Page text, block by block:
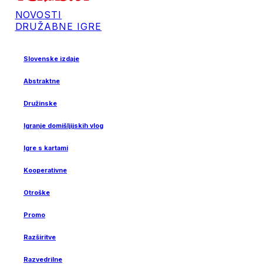
NOVOSTI
DRUŽABNE IGRE
Slovenske izdaje
Abstraktne
Družinske
Igranje domišljijskih vlog
Igre s kartami
Kooperativne
Otroške
Promo
Razširitve
Razvedrilne